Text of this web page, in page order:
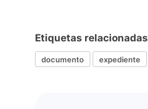
Etiquetas relacionadas
documento expediente